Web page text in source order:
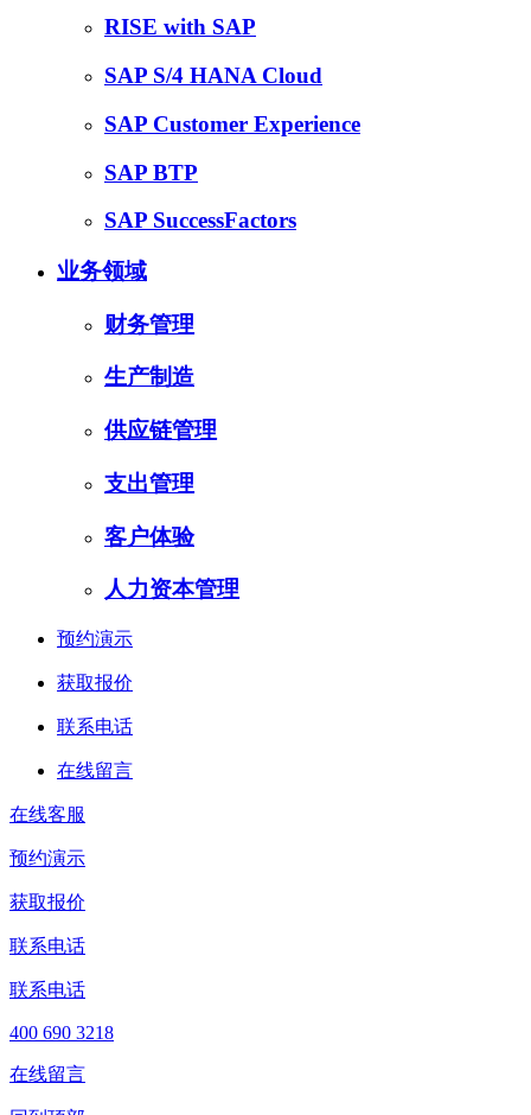
RISE with SAP
SAP S/4 HANA Cloud
SAP Customer Experience
SAP BTP
SAP SuccessFactors
业务领域
财务管理
生产制造
供应链管理
支出管理
客户体验
人力资本管理
预约演示
获取报价
联系电话
在线留言
在线客服
预约演示
获取报价
联系电话
联系电话
400 690 3218
在线留言